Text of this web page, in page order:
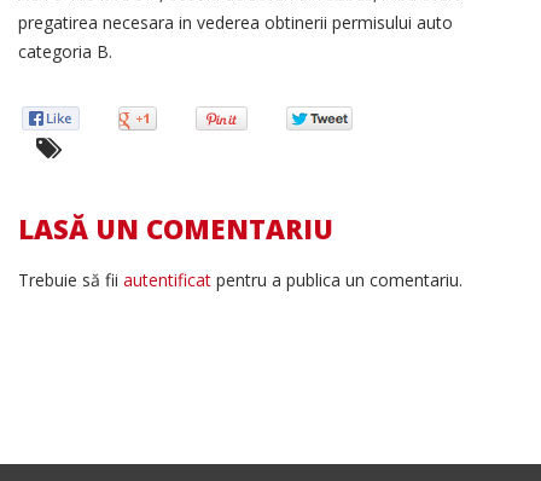
pregatirea necesara in vederea obtinerii permisului auto
categoria B.
LASĂ UN COMENTARIU
Trebuie să fii autentificat pentru a publica un comentariu.